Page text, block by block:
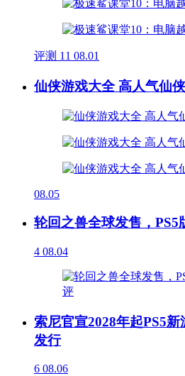
评测 11 08.01
仙侠游戏大全 高人气仙
08.05
轮回之兽全球发售，PS5
4 08.04
索尼官宣2028年起PS5
发行
6 08.06